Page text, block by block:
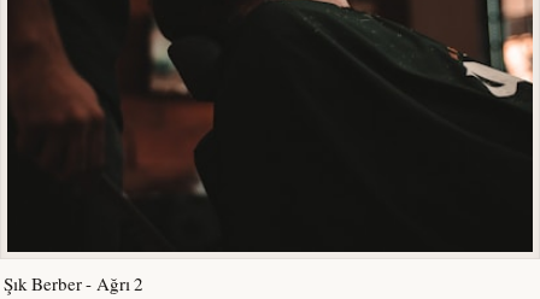
Şık Berber - Ağrı 2